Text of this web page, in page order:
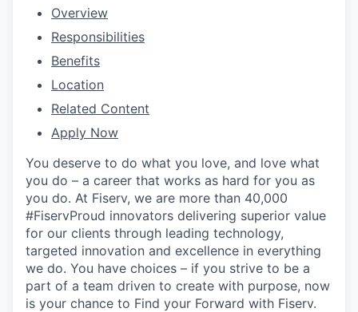
Overview
Responsibilities
Benefits
Location
Related Content
Apply Now
You deserve to do what you love, and love what
you do – a career that works as hard for you as
you do. At Fiserv, we are more than 40,000
#FiservProud innovators delivering superior value
for our clients through leading technology,
targeted innovation and excellence in everything
we do. You have choices – if you strive to be a
part of a team driven to create with purpose, now
is your chance to Find your Forward with Fiserv.